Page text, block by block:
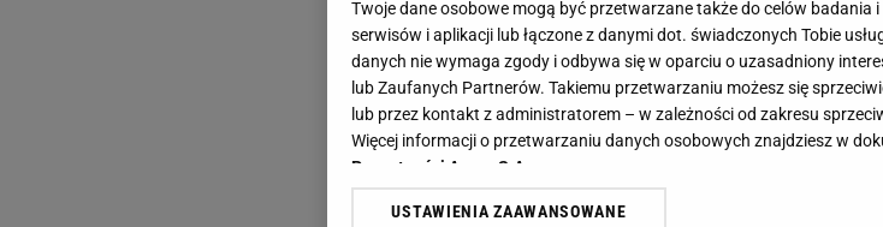
Twoje dane osobowe mogą być przetwarzane także do celów
serwisów i aplikacji lub łączone z danymi dot. świadczonych Tobie
danych nie wymaga zgody i odbywa się w oparciu o uzasadniony
lub Zaufanych Partnerów. Takiemu przetwarzaniu możesz się
lub przez kontakt z administratorem – w zależności od zakresu
Więcej informacji o przetwarzaniu danych osobowych znajdziesz w
Prywatności Agora S.A.
Klikając „Akceptuję” wyrażasz też zgodę na zainstalowanie i
USTAWIENIA ZAAWANSOWANE